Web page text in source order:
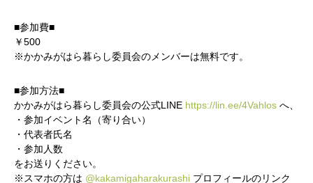
■参加費■
￥500
※かかみがはら暮らし委員会のメンバーは無料です。
■参加方法■
かかみがはら暮らし委員会の公式LINE https://lin.ee/4Vahlos へ、
・参加イベント名（寄り合い）
・代表者氏名
・参加人数
をお送りください。
※スマホの方は @kakamigaharakurashi プロフィールのリンク